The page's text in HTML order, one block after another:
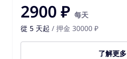
2900 ₽ 每天
從 5 天起 / 押金 30000 ₽
了解更多